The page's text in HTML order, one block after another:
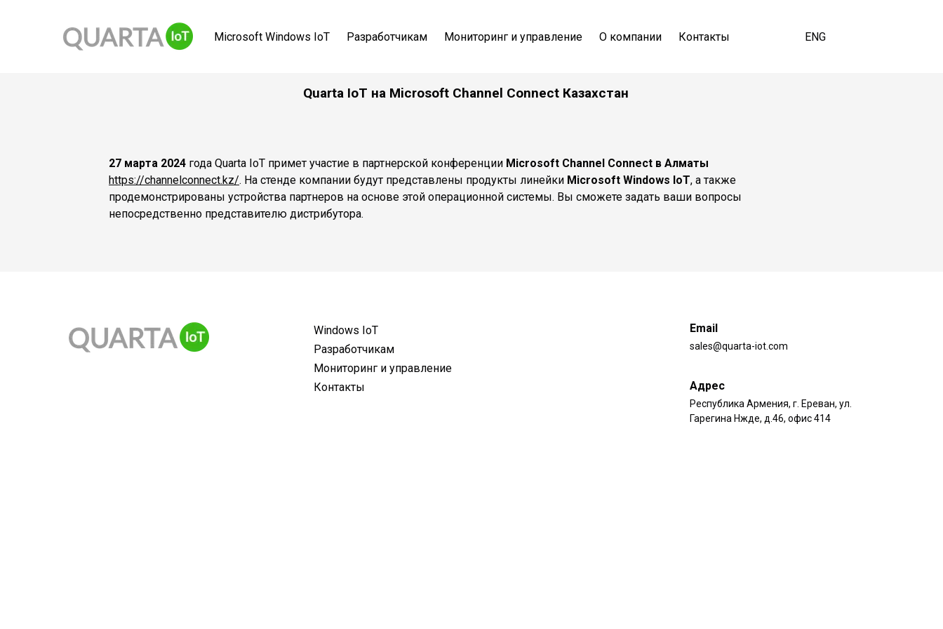
Microsoft Windows IoT Разработчикам Мониторинг и управление О компании Контакты ENG
Quarta IoT на Microsoft Channel Connect Казахстан
27 марта 2024 года Quarta IoT примет участие в партнерской конференции Microsoft Channel Connect в Алматы
https://channelconnect.kz/. На стенде компании будут представлены продукты линейки Microsoft Windows IoT, а также
продемонстрированы устройства партнеров на основе этой операционной системы. Вы сможете задать ваши вопросы
непосредственно представителю дистрибутора.
Windows IoT
Разработчикам
Мониторинг и управление
Контакты
Email
sales@quarta-iot.com
Адрес
Республика Армения, г. Ереван, ул.
Гарегина Нжде, д.46, офис 414